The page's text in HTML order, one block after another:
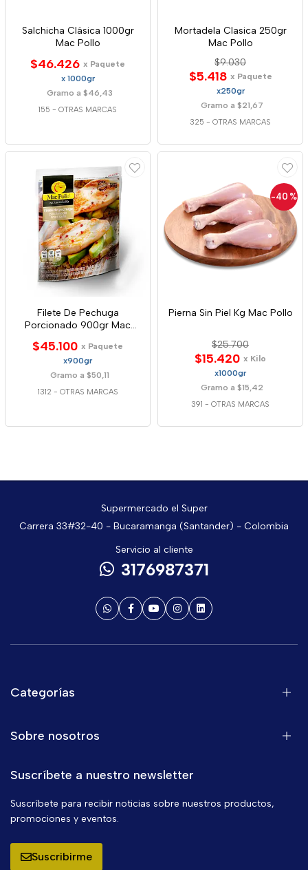
Salchicha Clásica 1000gr
Mac Pollo
$46.426 x Paquete
x 1000gr
Gramo a $46,43
155 - OTRAS MARCAS
Mortadela Clasica 250gr
Mac Pollo
$9.030
$5.418 x Paquete
x250gr
Gramo a $21,67
325 - OTRAS MARCAS
Filete De Pechuga
Porcionado 900gr Mac
$45.100 x Paquete
x900gr
Gramo a $50,11
1312 - OTRAS MARCAS
-40 %
Pierna Sin Piel Kg Mac Pollo
$25.700
$15.420 x Kilo
x1000gr
Gramo a $15,42
391 - OTRAS MARCAS
Supermercado el Super
Carrera 33#32-40 - Bucaramanga (Santander) - Colombia
Servicio al cliente
3176987371
Categorías
Sobre nosotros
Suscríbete a nuestro newsletter
Suscríbete para recibir noticias sobre nuestros productos,
promociones y eventos.
Suscribirme